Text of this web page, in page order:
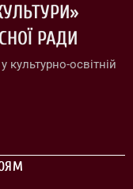
РАДИ
культурно-освітній